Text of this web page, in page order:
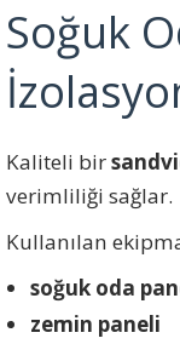
Soğuk
Kaliteli bir
verimliliği sağlar.
Kullanılan
soğuk oda
zemin paneli